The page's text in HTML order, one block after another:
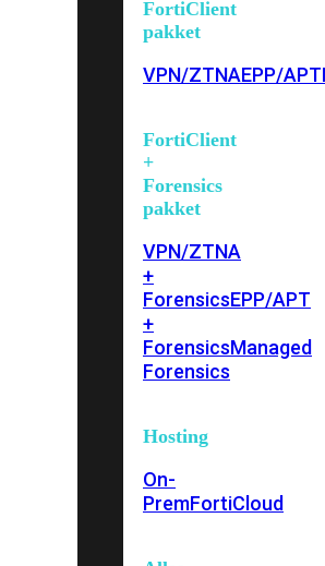
FortiClient
pakket
VPN/ZTNAEPP/APT
FortiClient
+
Forensics
pakket
VPN/ZTNA
+
ForensicsEPP/APT
+
ForensicsManaged
Forensics
Hosting
On-
PremFortiCloud